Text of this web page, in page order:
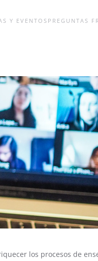
Y EVENTOSPREGUNTAS
los procesos de